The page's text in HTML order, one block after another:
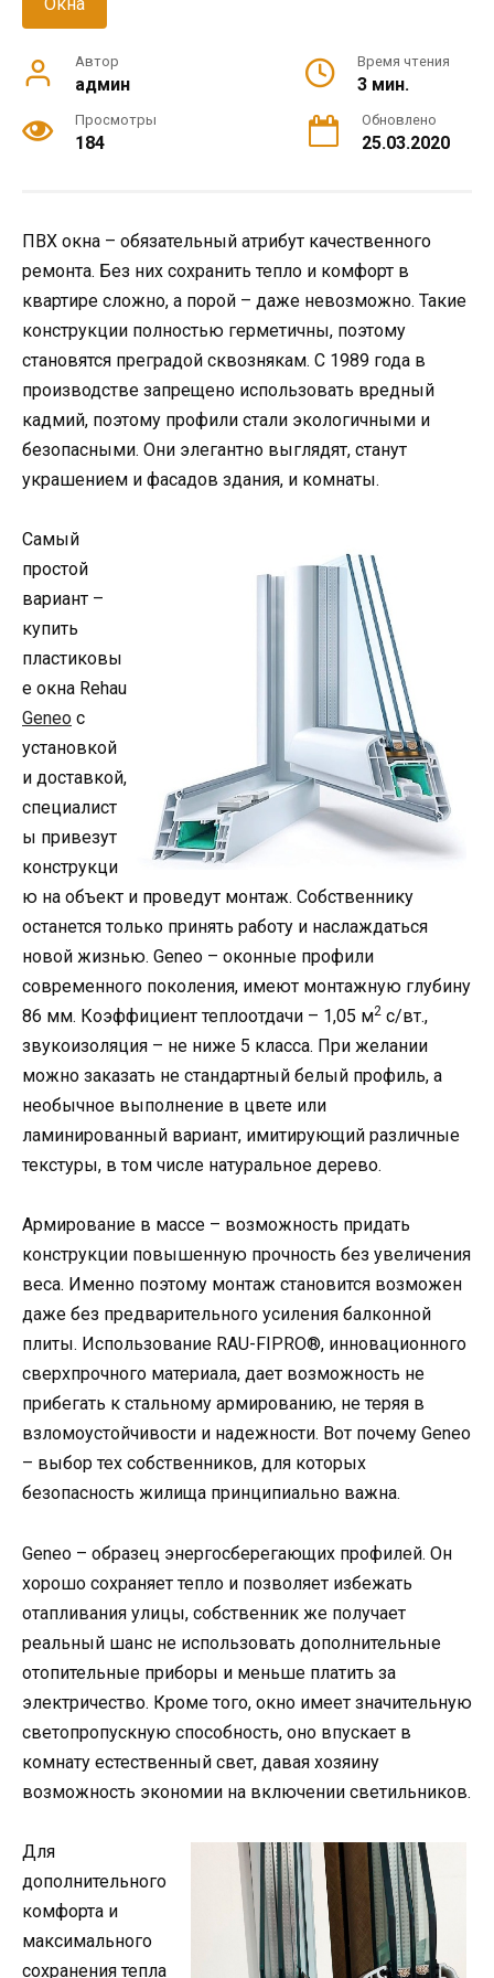
Автор
админ
Время чтения
3 мин.
Просмотры
184
Обновлено
25.03.2020
ПВХ окна – обязательный атрибут качественного
ремонта. Без них сохранить тепло и комфорт в
квартире сложно, а порой – даже невозможно. Такие
конструкции полностью герметичны, поэтому
становятся преградой сквознякам. С 1989 года в
производстве запрещено использовать вредный
кадмий, поэтому профили стали экологичными и
безопасными. Они элегантно выглядят, станут
украшением и фасадов здания, и комнаты.
Самый
простой
вариант –
купить
пластиковы
е окна Rehau
Geneo с
установкой
и доставкой,
специалист
ы привезут
конструкци
ю на объект и проведут монтаж. Собственнику
останется только принять работу и наслаждаться
новой жизнью. Geneo – оконные профили
современного поколения, имеют монтажную глубину
86 мм. Коэффициент теплоотдачи – 1,05 м2 с/вт.,
звукоизоляция – не ниже 5 класса. При желании
можно заказать не стандартный белый профиль, а
необычное выполнение в цвете или
ламинированный вариант, имитирующий различные
текстуры, в том числе натуральное дерево.
Армирование в массе – возможность придать
конструкции повышенную прочность без увеличения
веса. Именно поэтому монтаж становится возможен
даже без предварительного усиления балконной
плиты. Использование RAU-FIPRO®, инновационного
сверхпрочного материала, дает возможность не
прибегать к стальному армированию, не теряя в
взломоустойчивости и надежности. Вот почему Geneo
– выбор тех собственников, для которых
безопасность жилища принципиально важна.
Geneo – образец энергосберегающих профилей. Он
хорошо сохраняет тепло и позволяет избежать
отапливания улицы, собственник же получает
реальный шанс не использовать дополнительные
отопительные приборы и меньше платить за
электричество. Кроме того, окно имеет значительную
светопропускную способность, оно впускает в
комнату естественный свет, давая хозяину
возможность экономии на включении светильников.
Для
дополнительного
комфорта и
максимального
сохранения тепла